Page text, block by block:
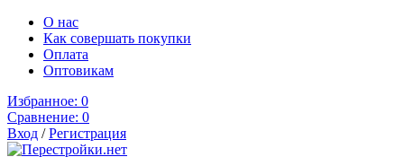
О нас
Как совершать покупки
Оплата
Оптовикам
Избранное: 0
Сравнение: 0
Вход /Регистрация